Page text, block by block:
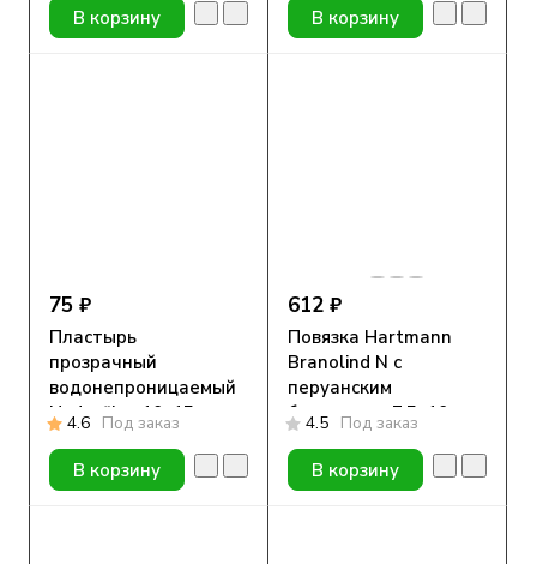
В корзину В корзину
75 ₽
Пластырь
прозрачный
водонепроницаемый
Hydrofilm, 10х15см.
4.6 Под заказ
В корзину
612 ₽
Повязка Hartmann
Branolind N с
перуанским
бальзамом, 7,5х10см,
1 шт
4.5 Под заказ
В корзину